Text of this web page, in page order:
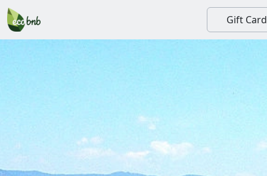
Gift Card